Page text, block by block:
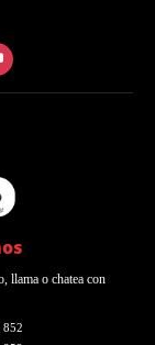
llama o chatea con
852